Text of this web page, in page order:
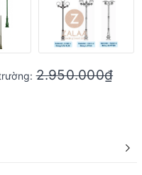
2.950.000₫